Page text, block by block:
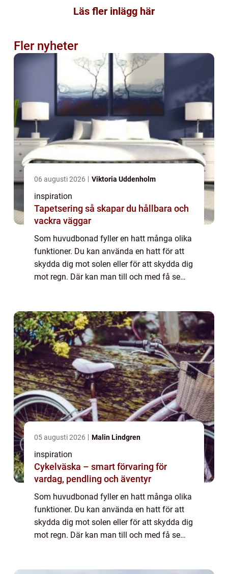
Läs fler inlägg här
Fler nyheter
06 augusti 2026 Viktoria Uddenholm
inspiration
Tapetsering så skapar du hållbara och
vackra väggar
Som huvudbonad fyller en hatt många olika
funktioner. Du kan använda en hatt för att
skydda dig mot solen eller för att skydda dig
mot regn. Där kan man till och med få se
05 augusti 2026 Malin Lindgren
inspiration
Cykelväska – smart förvaring för
vardag, pendling och äventyr
Som huvudbonad fyller en hatt många olika
funktioner. Du kan använda en hatt för att
skydda dig mot solen eller för att skydda dig
mot regn. Där kan man till och med få se